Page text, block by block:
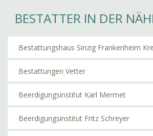
BESTATTER IN DER
Bestattungshaus Sinzig Frankenheim
Bestattungen Vetter
Beerdigungsinstitut Karl Mermet
Beerdigungsinstitut Fritz Schreyer